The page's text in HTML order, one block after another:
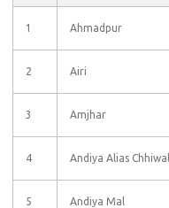
1 Ahmadpur
2 Airi
3 Amjhar
4 Andiya Alias
5 Andiya Mal